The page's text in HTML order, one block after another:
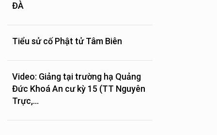
ĐÀ
Tiểu sử cố Phật tử Tâm Biên
Video: Giảng tại trường hạ Quảng
Đức Khoá An cư kỳ 15 (TT Nguyên
Trực,...